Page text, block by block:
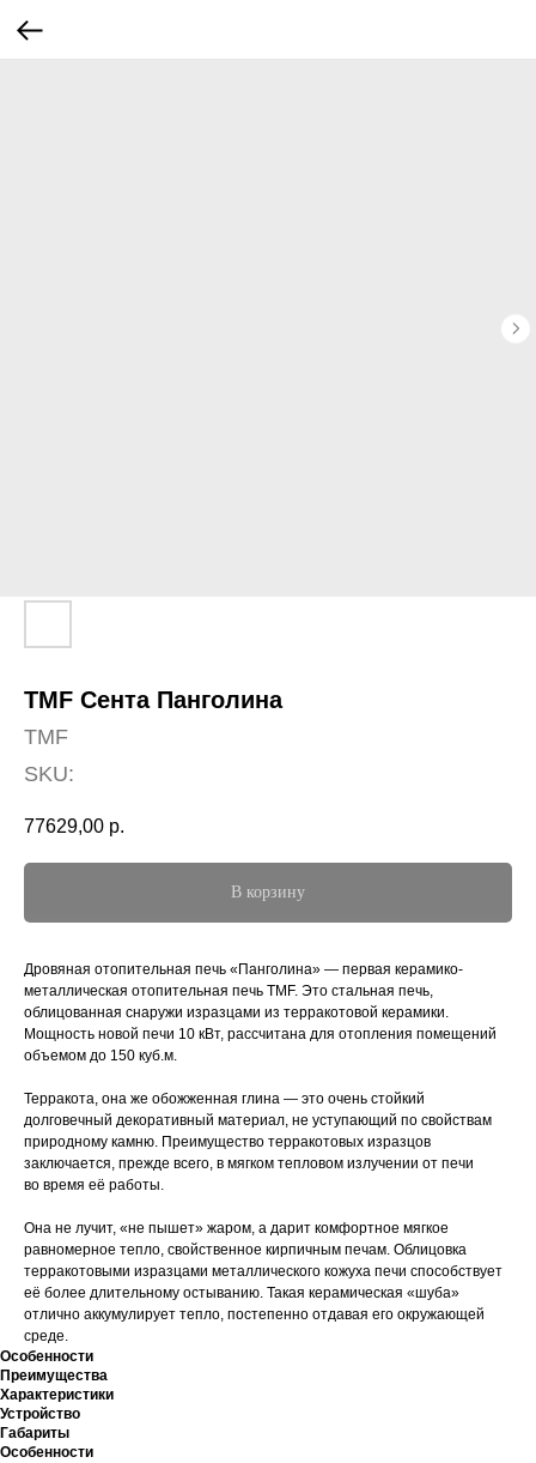
TMF Сента Панголина
TMF
SKU:
77629,00 р.
В корзину
Дровяная отопительная печь «Панголина» — первая керамико-
металлическая отопительная печь TMF. Это стальная печь,
облицованная снаружи изразцами из терракотовой керамики.
Мощность новой печи 10 кВт, рассчитана для отопления помещений
объемом до 150 куб.м.
Терракота, она же обожженная глина — это очень стойкий
долговечный декоративный материал, не уступающий по свойствам
природному камню. Преимущество терракотовых изразцов
заключается, прежде всего, в мягком тепловом излучении от печи
во время её работы.
Она не лучит, «не пышет» жаром, а дарит комфортное мягкое
равномерное тепло, свойственное кирпичным печам. Облицовка
терракотовыми изразцами металлического кожуха печи способствует
её более длительному остыванию. Такая керамическая «шуба»
отлично аккумулирует тепло, постепенно отдавая его окружающей
среде.
Особенности
Преимущества
Характеристики
Устройство
Габариты
Особенности